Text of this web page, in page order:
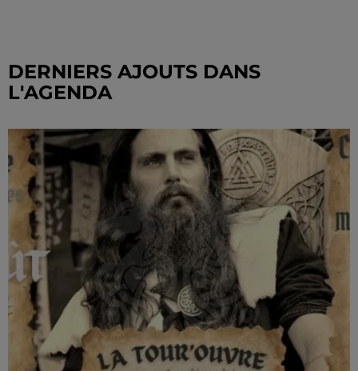
DERNIERS AJOUTS DANS
L'AGENDA